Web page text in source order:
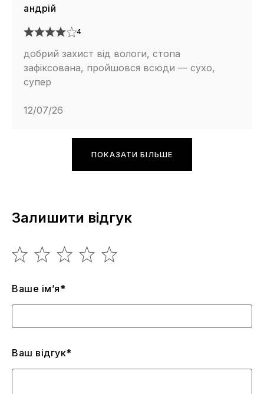
андрій
4
добрий захист від вологи, стопа
зафіксована, пройшовся всюди — сухо,
супер
12/07/26
ПОКАЗАТИ БІЛЬШЕ
Залишити відгук
Ваше ім’я*
Ваш відгук*